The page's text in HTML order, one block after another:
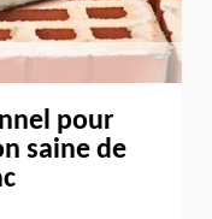
pour
saine de